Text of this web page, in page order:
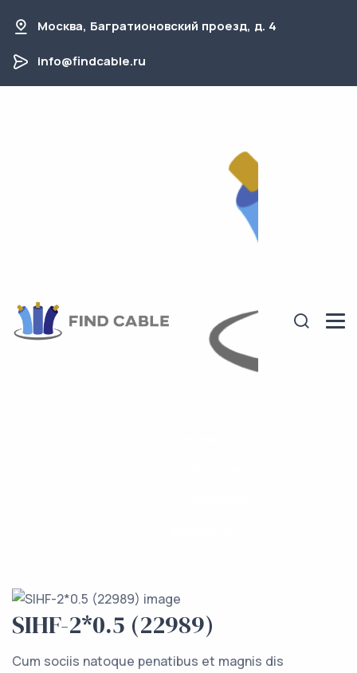
Москва, Багратионовский проезд, д. 4
info@findcable.ru
SIHF-2*0.5 (22989)
Cum sociis natoque penatibus et magnis dis